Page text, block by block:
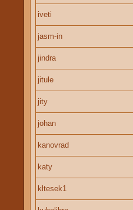
iveti
jasm-in
jindra
jitule
jity
johan
kanovrad
katy
kltesek1